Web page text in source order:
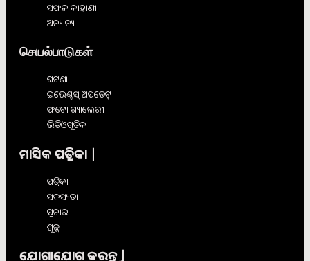
ସଫଳ କାହାଣୀ
ଅନ୍ୟାନ୍ୟ
செயல்பாடுகள்
ଘଟଣା
ଇଭେଣ୍ଟସ୍ ଅପଡେଟ୍ |
ଫଟୋ ଗ୍ୟାଲେରୀ
ଭିଡିଓଗୁଡିକ
ମାସିକ ପତ୍ରିକା |
ପତ୍ରିକା
ସଦସ୍ୟତା
ପ୍ରଚାର
ଶୁଳ୍କ
ଯୋଗାଯୋଗ କରନ୍ତୁ |